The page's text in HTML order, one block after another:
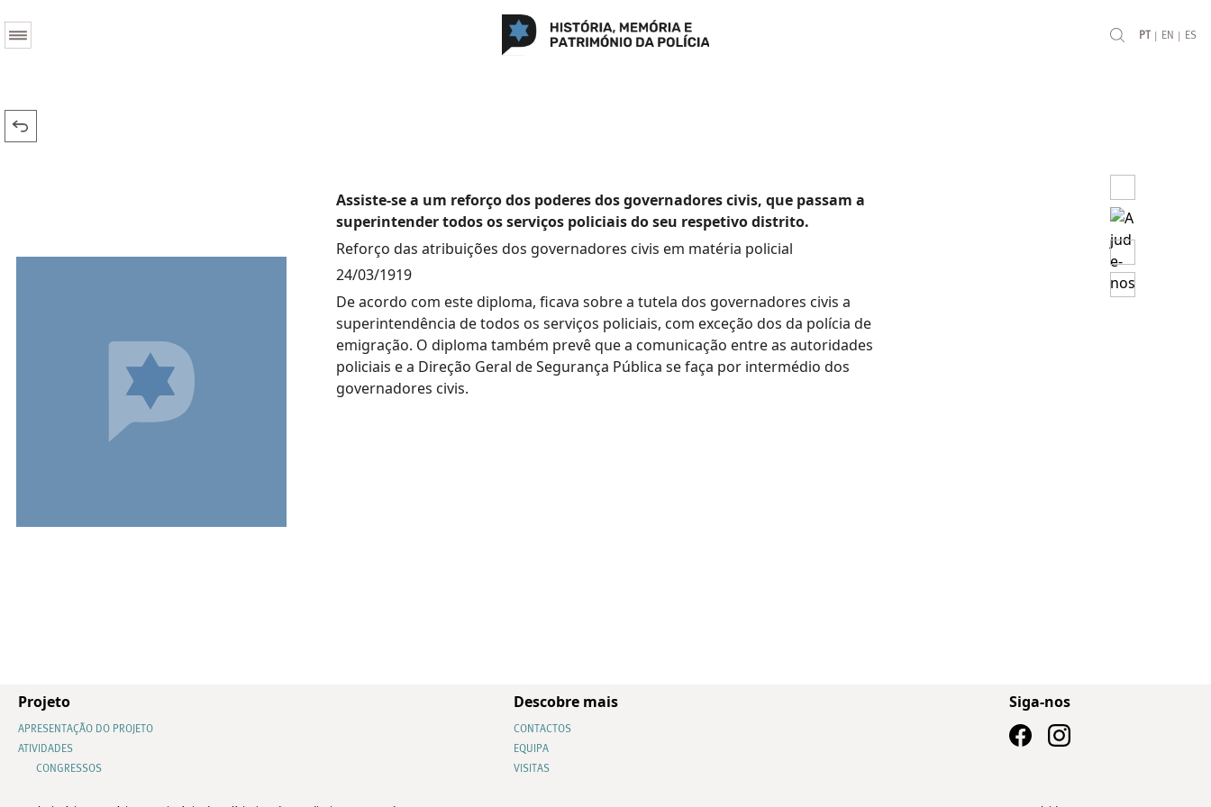
PT | EN | ES
Assiste-se a um reforço dos poderes dos governadores civis, que passam a
superintender todos os serviços policiais do seu respetivo distrito.
Reforço das atribuições dos governadores civis em matéria policial
24/03/1919
De acordo com este diploma, ficava sobre a tutela dos governadores civis a
superintendência de todos os serviços policiais, com exceção dos da polícia de
emigração. O diploma também prevê que a comunicação entre as autoridades
policiais e a Direção Geral de Segurança Pública se faça por intermédio dos
governadores civis.
Projeto
APRESENTAÇÃO DO PROJETO
ATIVIDADES
CONGRESSOS
Descobre mais
CONTACTOS
EQUIPA
VISITAS
Siga-nos